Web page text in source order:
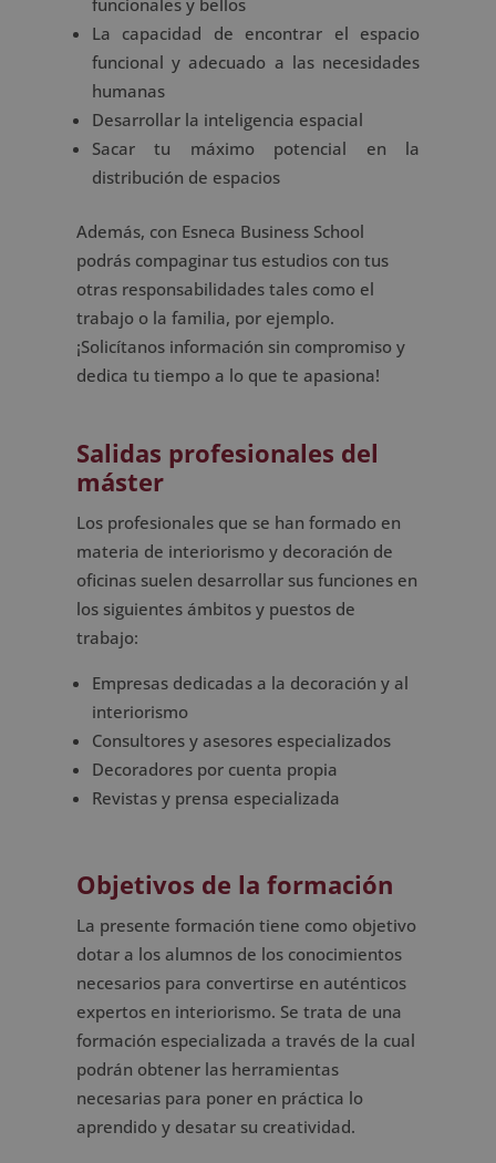
funcionales y bellos
La capacidad de encontrar el espacio
funcional y adecuado a las necesidades
humanas
Desarrollar la inteligencia espacial
Sacar tu máximo potencial en la
distribución de espacios
Además, con Esneca Business School
podrás compaginar tus estudios con tus
otras responsabilidades tales como el
trabajo o la familia, por ejemplo.
¡Solicítanos información sin compromiso y
dedica tu tiempo a lo que te apasiona!
Salidas profesionales del
máster
Los profesionales que se han formado en
materia de interiorismo y decoración de
oficinas suelen desarrollar sus funciones en
los siguientes ámbitos y puestos de
trabajo:
Empresas dedicadas a la decoración y al
interiorismo
Consultores y asesores especializados
Decoradores por cuenta propia
Revistas y prensa especializada
Objetivos de la formación
La presente formación tiene como objetivo
dotar a los alumnos de los conocimientos
necesarios para convertirse en auténticos
expertos en interiorismo. Se trata de una
formación especializada a través de la cual
podrán obtener las herramientas
necesarias para poner en práctica lo
aprendido y desatar su creatividad.